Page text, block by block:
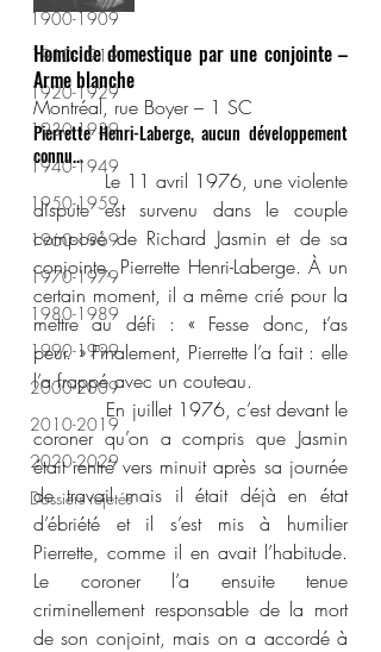
1900-1909
1910-1919
1920-1929
1930-1939
1940-1949
1950-1959
1960-1969
1970-1979
1980-1989
1990-1999
2000-2009
2010-2019
2020-2029
Dossiers rejetés
Homicide domestique par une conjointe –
Arme blanche
Montréal, rue Boyer – 1 SC
Pierrette Henri-Laberge, aucun développement
connu...
Le 11 avril 1976, une violente
dispute est survenu dans le couple
composé de Richard Jasmin et de sa
conjointe, Pierrette Henri-Laberge. À un
certain moment, il a même crié pour la
mettre au défi : « Fesse donc, t’as
peur. » Finalement, Pierrette l’a fait : elle
l’a frappé avec un couteau.
En juillet 1976, c’est devant le
coroner qu’on a compris que Jasmin
était rentré vers minuit après sa journée
de travail mais il était déjà en état
d’ébriété et il s’est mis à humilier
Pierrette, comme il en avait l’habitude.
Le coroner l’a ensuite tenue
criminellement responsable de la mort
de son conjoint, mais on a accordé à